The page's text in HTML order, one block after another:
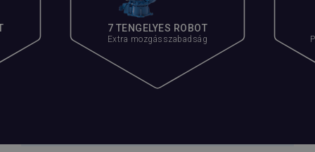
7 TENGELYES ROBOT
Extra mozgásszabadság